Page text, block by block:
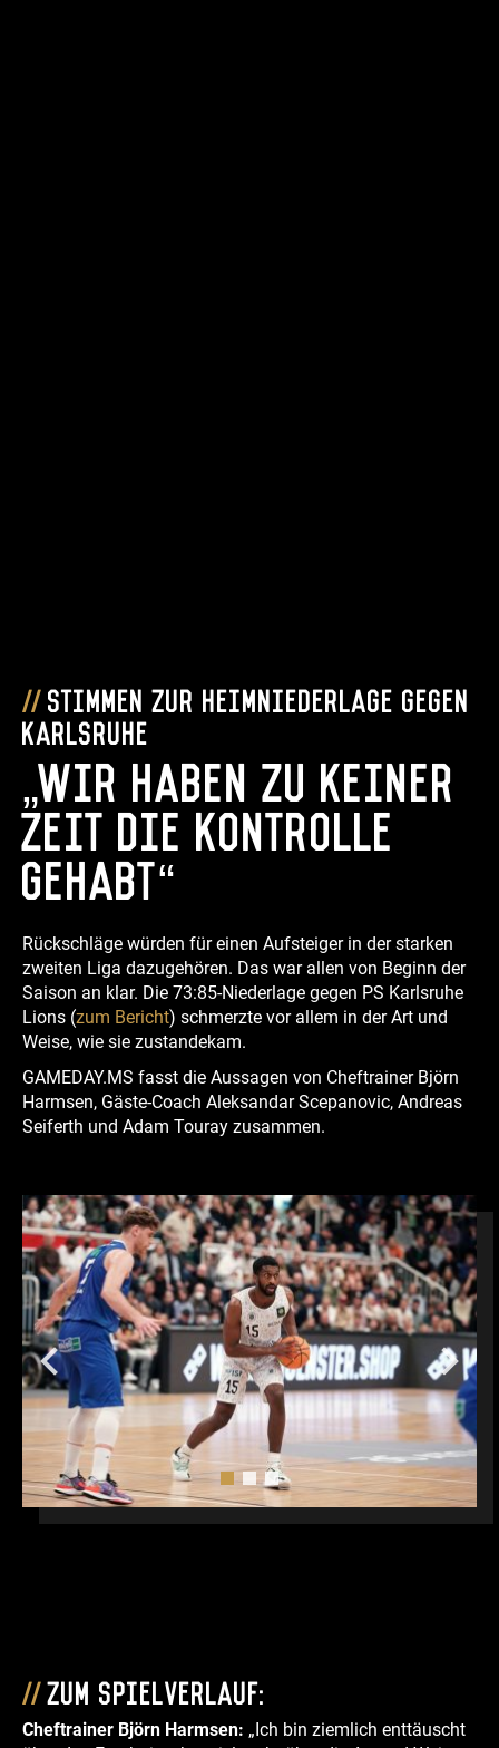
Stimmen zur Heimniederlage gegen
Karlsruhe
„Wir haben zu keiner
Zeit die Kontrolle
gehabt“
Rückschläge würden für einen Aufsteiger in der starken
zweiten Liga dazugehören. Das war allen von Beginn der
Saison an klar. Die 73:85-Niederlage gegen PS Karlsruhe
Lions (zum Bericht) schmerzte vor allem in der Art und
Weise, wie sie zustandekam.
GAMEDAY.MS fasst die Aussagen von Cheftrainer Björn
Harmsen, Gäste-Coach Aleksandar Scepanovic, Andreas
Seiferth und Adam Touray zusammen.
Fotos:Markus Holtrichter
Zum Spielverlauf:
Cheftrainer Björn Harmsen: „Ich bin ziemlich enttäuscht